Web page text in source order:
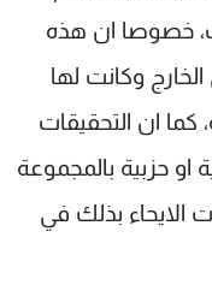
خصوصا ان هذه
وكانت لها
ان التحقيقات
حزبية بالمجموعة
الايحاء بذلك في